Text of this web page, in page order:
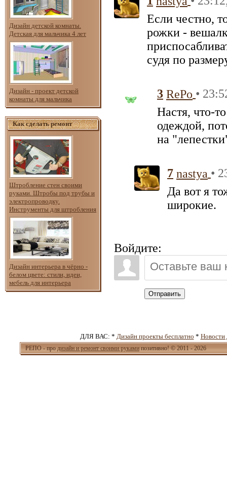
Дизайн детской комнаты.
Детская для мальчика 4 лет
Дизайн - проект детской
комнаты для мальчика
Как сделать ремонт
Штробление стен своими
руками. Штробы под трубы и
электропроводку.
Инструменты для штробления
Дизайн интерьера в чёрно -
белом цвете: стили, идеи,
мебель для интерьера
Если честно,
рожки -
судя по
3 RePo •
Настя, что-
одеждой,
на
7 nastya •
Да вот я
широкие.
Войдите:
Отправить
ДЛЯ ВАС: * Дизайн проекты бесплатно * Новости
РЕПО - про дизайн и ремонт своими руками позитивно! © 2011 - 2026